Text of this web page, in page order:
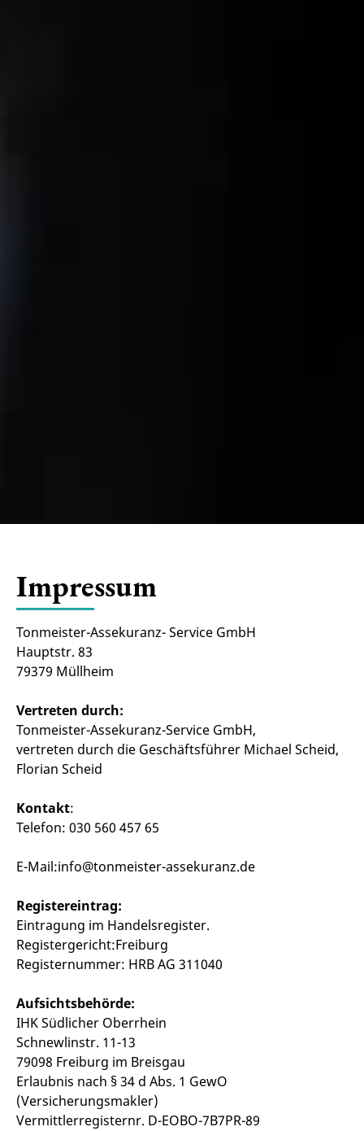
Impressum
Tonmeister-Assekuranz- Service GmbH
Hauptstr. 83
79379 Müllheim
Vertreten durch:
Tonmeister-Assekuranz-Service GmbH,
vertreten durch die Geschäftsführer Michael Scheid,
Florian Scheid
Kontakt:
Telefon: 030 560 457 65
E-Mail:info@tonmeister-assekuranz.de
Registereintrag:
Eintragung im Handelsregister.
Registergericht:Freiburg
Registernummer: HRB AG 311040
Aufsichtsbehörde:
IHK Südlicher Oberrhein
Schnewlinstr. 11-13
79098 Freiburg im Breisgau
Erlaubnis nach § 34 d Abs. 1 GewO
(Versicherungsmakler)
Vermittlerregisternr. D-EOBO-7B7PR-89